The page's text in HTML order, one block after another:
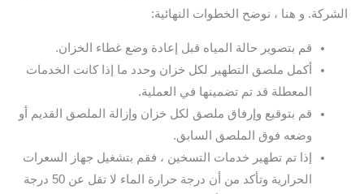
الشركة. و هنا ، نوضح الخطوات النهائية:
قم بتصوير حالة المياه قبل إعادة وضع غطاء الخزان.
أكمل ملصق التطهير لكل خزان وحدد ما إذا كانت الخدمات
المعطلة قد تم تضمينها في العملية.
قم بتوقيع وإرفاق ملصق لكل خزان وإزالة الملصق القديم أو
وضعه فوق الملصق السابق.
إذا تم تطهير خدمات التسخين ، فقم بتشغيل جهاز السعرات
الحرارية وتأكد من أن درجة حرارة الماء لا تقل عن 50 درجة